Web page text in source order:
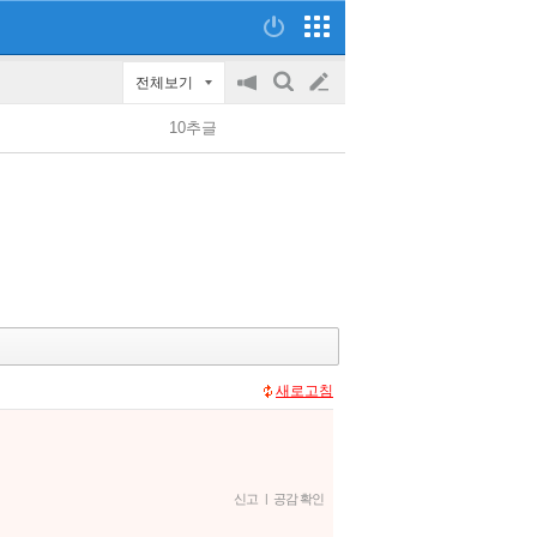
전체보기
공
on/off
검
글
쓰
10추글
새로고침
신고 | 공감 확인